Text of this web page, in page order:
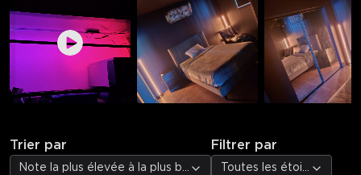
Trier par
Note la plus élevée à la plus basse
Filtrer par
Toutes les étoiles